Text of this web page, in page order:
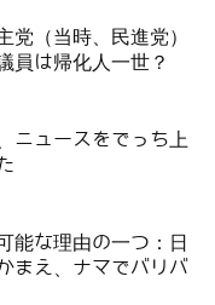
党（当時、民進党）
員は帰化人一世？
ニュースをでっち上
能な理由の一つ：日
まえ、ナマでバリバ